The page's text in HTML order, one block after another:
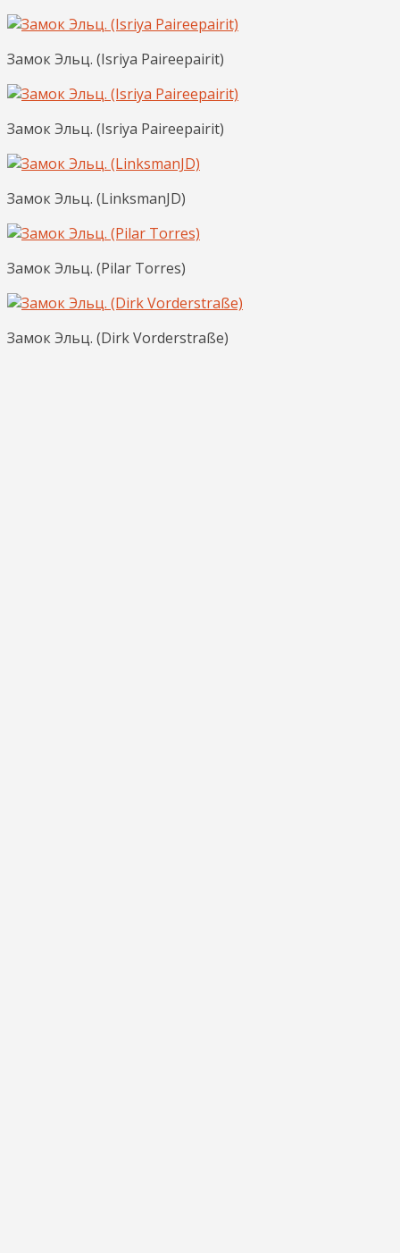
Замок Эльц. (Isriya Paireepairit)
Замок Эльц. (Isriya Paireepairit)
Замок Эльц. (LinksmanJD)
Замок Эльц. (Pilar Torres)
Замок Эльц. (Dirk Vorderstraße)